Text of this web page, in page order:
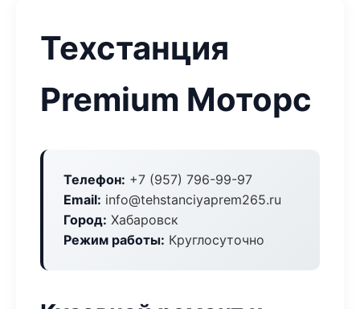
Техстанция
Premium Моторс
Телефон: +7 (957) 796-99-97
Email: info@tehstanciyaprem265.ru
Город: Хабаровск
Режим работы: Круглосуточно